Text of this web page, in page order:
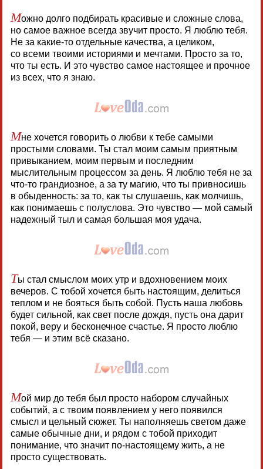
Можно долго подбирать красивые и сложные слова,
но самое важное всегда звучит просто. Я люблю тебя.
Не за какие-то отдельные качества, а целиком,
со всеми твоими историями и мечтами. Просто за то,
что ты есть. И это чувство самое настоящее и прочное
из всех, что я знаю.
Мне хочется говорить о любви к тебе самыми
простыми словами. Ты стал моим самым приятным
привыканием, моим первым и последним
мыслительным процессом за день. Я люблю тебя не за
что-то грандиозное, а за ту магию, что ты привносишь
в обыденность: за то, как ты слушаешь, как молчишь,
как понимаешь с полуслова. Это чувство — мой самый
надежный тыл и самая большая моя удача.
Ты стал смыслом моих утр и вдохновением моих
вечеров. С тобой хочется быть настоящим, делиться
теплом и не бояться быть собой. Пусть наша любовь
будет сильной, как свет после дождя, пусть она дарит
покой, веру и бесконечное счастье. Я просто люблю
тебя — и этим всё сказано.
Мой мир до тебя был просто набором случайных
событий, а с твоим появлением у него появился
смысл и цельный сюжет. Ты наполняешь светом даже
самые обычные дни, и рядом с тобой приходит
понимание, что значит по-настоящему жить, а не
просто существовать.